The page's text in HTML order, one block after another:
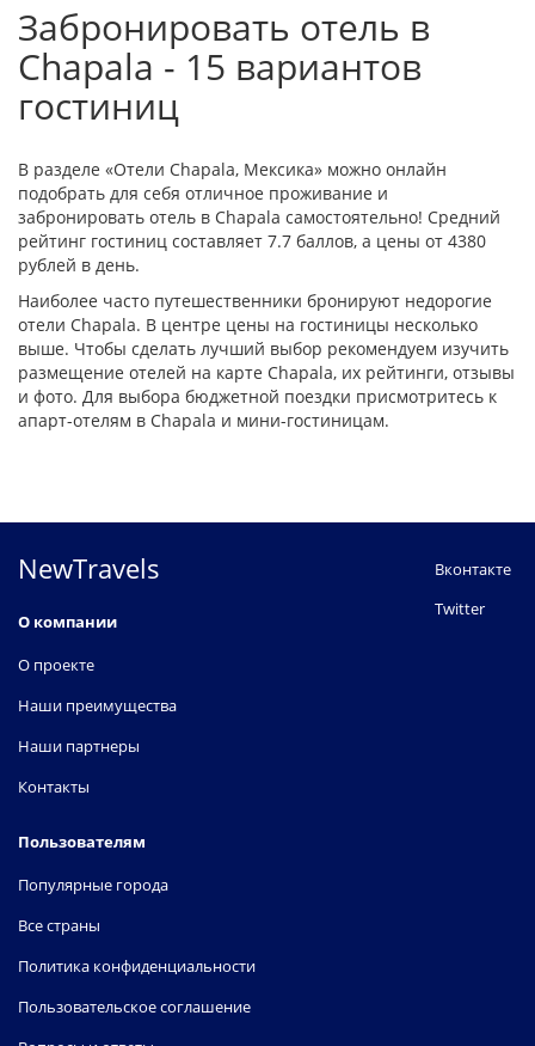
Забронировать отель в
Chapala - 15 вариантов
гостиниц
В разделе «Отели Chapala, Мексика» можно онлайн
подобрать для себя отличное проживание и
забронировать отель в Chapala самостоятельно! Средний
рейтинг гостиниц составляет 7.7 баллов, а цены от 4380
рублей в день.
Наиболее часто путешественники бронируют недорогие
отели Chapala. В центре цены на гостиницы несколько
выше. Чтобы сделать лучший выбор рекомендуем изучить
размещение отелей на карте Chapala, их рейтинги, отзывы
и фото. Для выбора бюджетной поездки присмотритесь к
апарт-отелям в Chapala и мини-гостиницам.
NewTravels
О компании
О проекте
Наши преимущества
Наши партнеры
Контакты
Пользователям
Популярные города
Все страны
Политика конфиденциальности
Пользовательское соглашение
Вконтакте
Twitter